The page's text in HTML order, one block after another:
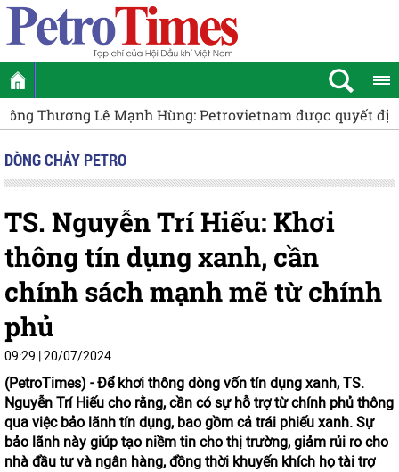
ĐBQH Đào Chí Nghĩa: Tiếp tục hoàn thiện các quy định
DÒNG CHẢY PETRO
TS. Nguyễn Trí Hiếu: Khơi
thông tín dụng xanh, cần
chính sách mạnh mẽ từ chính
phủ
09:29 | 20/07/2024
(PetroTimes) -Để khơi thông dòng vốn tín dụng xanh, TS.
Nguyễn Trí Hiếu cho rằng, cần có sự hỗ trợ từ chính phủ thông
qua việc bảo lãnh tín dụng, bao gồm cả trái phiếu xanh. Sự
bảo lãnh này giúp tạo niềm tin cho thị trường, giảm rủi ro cho
nhà đầu tư và ngân hàng, đồng thời khuyến khích họ tài trợ